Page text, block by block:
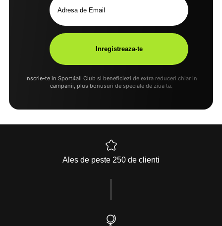
Inscrie-te in Sport4all Club si beneficiezi de extra reduceri chiar in
campanii, plus bonusuri de speciale de ziua ta.
Ales de peste 250 de clienti